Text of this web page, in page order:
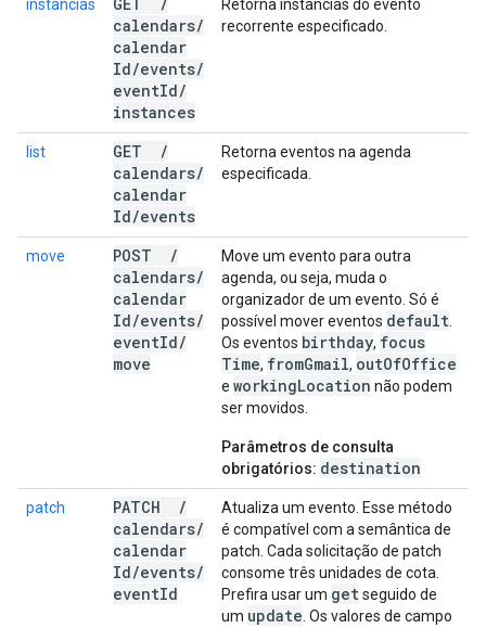
instâncias
calendars/
calendar
Id/events/
eventId/
instances
Retorna instâncias do evento
recorrente especificado.
list GET
/
calendars/
calendar
Id/events
Retorna eventos na agenda
especificada.
move POST
/
calendars/
calendar
Id/events/
eventId/
move
Move um evento para outra
agenda, ou seja, muda o
organizador de um evento. Só é
possível mover eventos default
Os eventos birthday, focus
Time, fromGmail, outOfOffice
e workingLocation não podem
ser movidos.
Parâmetros de consulta
obrigatórios: destination
patch PATCH
/
calendars/
calendar
Id/events/
eventId
Atualiza um evento. Esse método
é compatível com a semântica de
patch. Cada solicitação de patch
consome três unidades de cota.
Prefira usar um getseguido de
um update . Os valores de campo